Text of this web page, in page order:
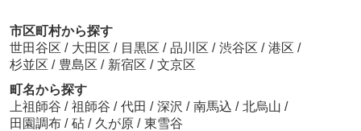
市区町村から探す
世田谷区 / 大田区 / 目黒区 / 品川区 / 渋谷区 / 港区 /
杉並区 / 豊島区 / 新宿区 / 文京区
町名から探す
上祖師谷 / 祖師谷 / 代田 / 深沢 / 南馬込 / 北烏山 /
田園調布 / 砧 / 久が原 / 東雪谷